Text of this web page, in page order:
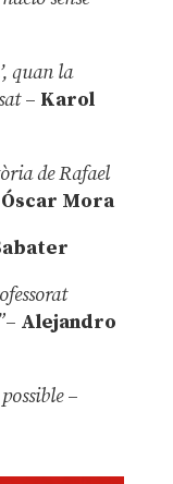
quan la
– Karol
de Rafael
Mora
– Alejandro
–